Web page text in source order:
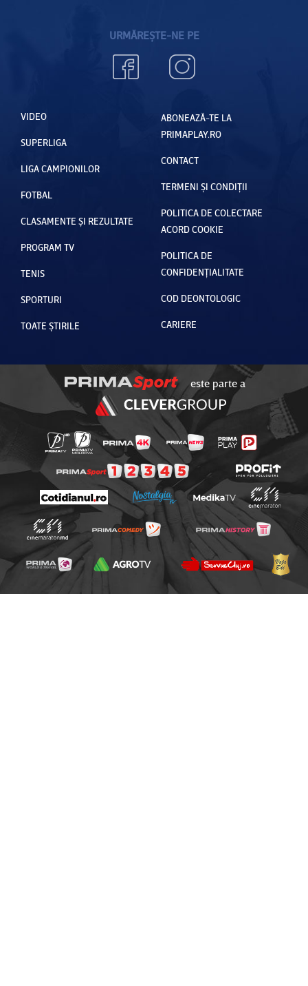
URMĂREȘTE-NE PE
VIDEO
SUPERLIGA
LIGA CAMPIONILOR
FOTBAL
CLASAMENTE ȘI REZULTATE
PROGRAM TV
TENIS
SPORTURI
TOATE ȘTIRILE
ABONEAZĂ-TE LA
PRIMAPLAY.RO
CONTACT
TERMENI ȘI CONDIȚII
POLITICA DE COLECTARE
ACORD COOKIE
POLITICA DE
CONFIDENȚIALITATE
COD DEONTOLOGIC
CARIERE
este parte a